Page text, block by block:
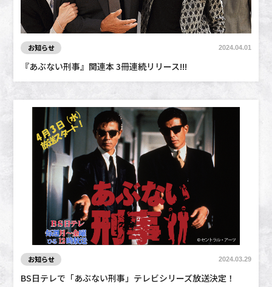
お知らせ 2024.04.01
『あぶない刑事』関連本 3冊連続リリース!!!
お知らせ 2024.03.29
BS日テレで「あぶない刑事」テレビシリーズ放送決定！